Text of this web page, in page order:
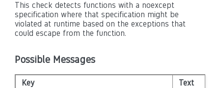
This check detects functions with a noexcept
specification where that specification might be
violated at runtime based on the exceptions that
could escape from the function.
Possible Messages
Key Text